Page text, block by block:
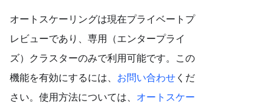
オートスケーリングは現在プライベートプ
レビューであり、専用（エンタープライ
ズ）クラスターのみで利用可能です。この
機能を有効にするには、 お問い合わせくだ
さい。使用方法については、 オートスケー